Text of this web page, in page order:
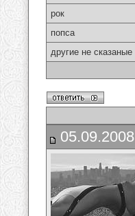
рок
попса
другие не сказаные